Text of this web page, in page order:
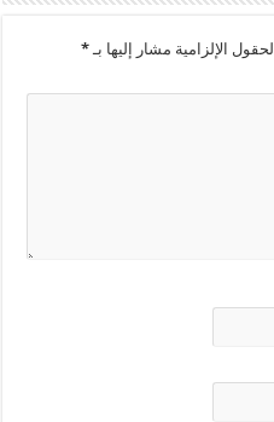
الحقول الإلزامية مشار إليها بـ*